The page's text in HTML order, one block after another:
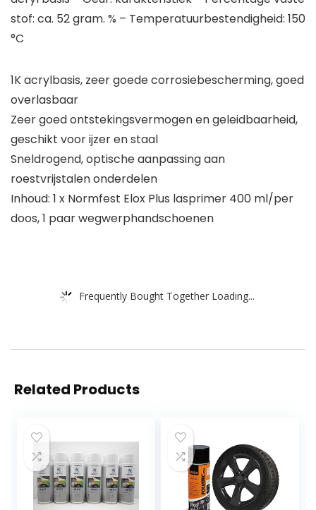
stof: ca. 52 gram. % – Temperatuurbestendigheid: 150
°C
1K acrylbasis, zeer goede corrosiebescherming, goed
overlasbaar
Zeer goed ontstekingsvermogen en geleidbaarheid,
geschikt voor ijzer en staal
Sneldrogend, optische aanpassing aan
roestvrijstalen onderdelen
Inhoud: 1 x Normfest Elox Plus lasprimer 400 ml/per
doos, 1 paar wegwerphandschoenen
Frequently Bought Together Loading...
Related Products